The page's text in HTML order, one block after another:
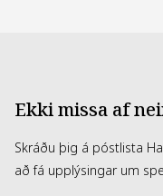
Ekki missa af
Skráðu þig á póstlista
að fá upplýsingar um